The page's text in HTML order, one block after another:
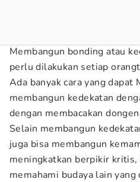
Membangun bonding atau
perlu dilakukan setiap
Ada banyak cara yang dapat
membangun kedekatan
dengan membacakan
Selain membangun
juga bisa membangun
meningkatkan berpikir
memahami budaya lain